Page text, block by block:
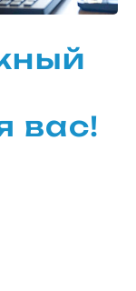
вас!